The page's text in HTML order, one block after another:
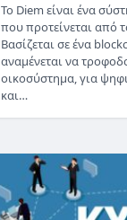
Το Diem είναι ένα
που προτείνεται από
Βασίζεται σε ένα
αναμένεται να
οικοσύστημα, για
και…